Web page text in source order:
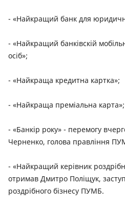
- «Найкращий банк для
- «Найкращий банківскій
осіб»;
- «Найкраща кредитна картка»;
- «Найкраща преміальна карта»;
- «Банкір року» - перемогу
Черненко, голова правління
- «Найкращий керівник
отримав Дмитро Поліщук,
роздрібного бізнесу ПУМБ.